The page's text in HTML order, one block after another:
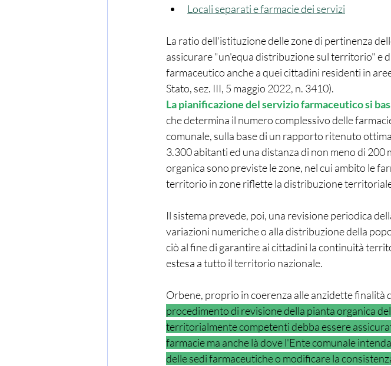
Locali separati e farmacie dei servizi
La ratio dell'istituzione delle zone di pertinenza
assicurare "un'equa distribuzione sul territorio" e
farmaceutico anche a quei cittadini residenti in
Stato, sez. III, 5 maggio 2022, n. 3410).
La pianificazione del servizio farmaceutico si
che determina il numero complessivo delle
comunale, sulla base di un rapporto ritenuto
3.300 abitanti ed una distanza di non meno di
organica sono previste le zone, nel cui ambito le
territorio in zone riflette la distribuzione
Il sistema prevede, poi, una revisione periodica
variazioni numeriche o alla distribuzione della
ciò al fine di garantire ai cittadini la continuità
estesa a tutto il territorio nazionale.
Orbene, proprio in coerenza alle anzidette finalità
procedimento di revisione della pianta organica
territorialmente competenti debba essere
farmacie ma anche là dove l'Ente comunale
delle sedi farmaceutiche o modificare la